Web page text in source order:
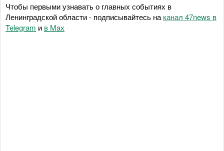
Чтобы первыми узнавать о главных событиях в
Ленинградской области - подписывайтесь на канал 47news в
Telegram и в Maх